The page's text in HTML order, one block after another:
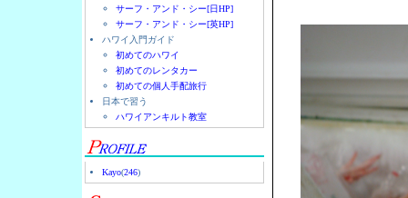
サーフ・アンド・シー[日HP]
サーフ・アンド・シー[英HP]
ハワイ入門ガイド
初めてのハワイ
初めてのレンタカー
初めての個人手配旅行
日本で習う
ハワイアンキルト教室
Kayo(246)